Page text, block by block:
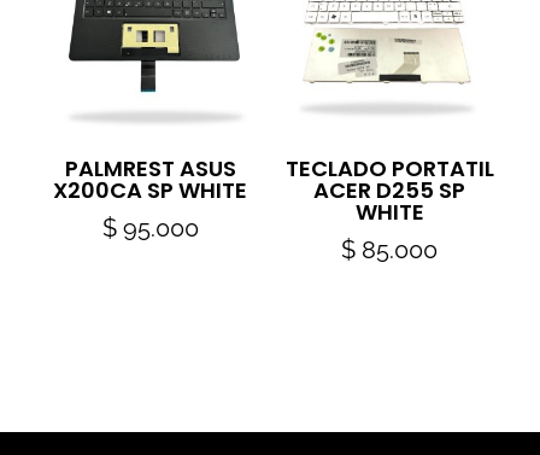
PALMREST ASUS
X200CA SP WHITE
$95.000
TECLADO PORTATIL
ACER D255 SP
WHITE
$ 85.000